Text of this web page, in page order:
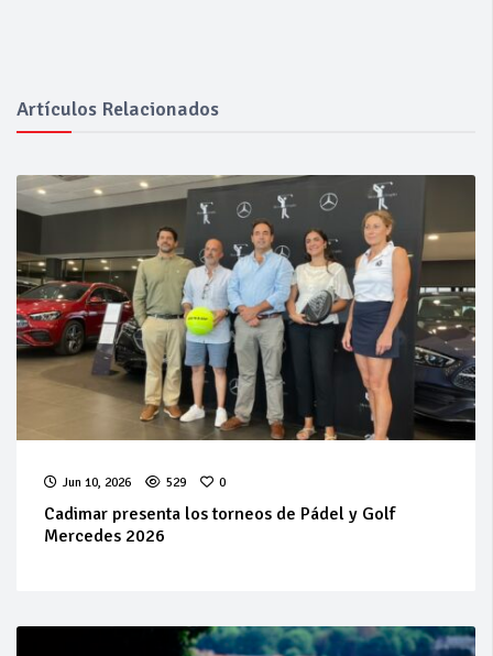
Artículos Relacionados
Jun 10, 2026 529 0
Cadimar presenta los torneos de Pádel y Golf
Mercedes 2026